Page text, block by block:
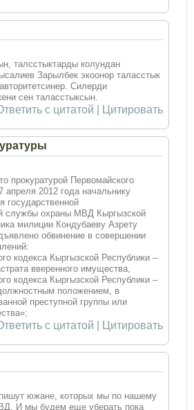
талсстыктарды колундан
Зарылбек экоонор таласстык
Силерди
сен таласстыксын.
с цитатой Цитировать
прокуратурой Первомайского
апреля 2012 года начальнику
государственной
службы охраны МВД Кыргызской
милиции Кондубаеву Азрету
обвинение в совершении
кодекса Кыргызской Республики –
вверенного имущества,
кодекса Кыргызской Республики –
положением, в
преступной группы или
с цитатой Цитировать
южане, которых мы по нашему
И мы будем еще уберать пока